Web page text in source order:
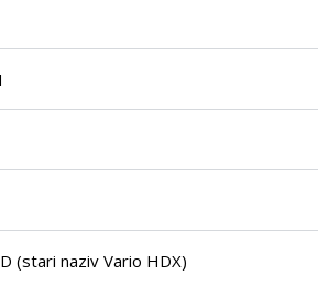
(stari naziv Vario HDX)